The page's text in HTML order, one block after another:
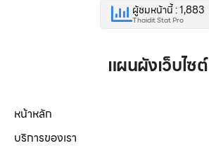
ผู้ชมหน้านี้ : 1,883
Thaidit Stat Pro
แผนผังเว็บไซต์
หน้าหลัก
บริการของเรา